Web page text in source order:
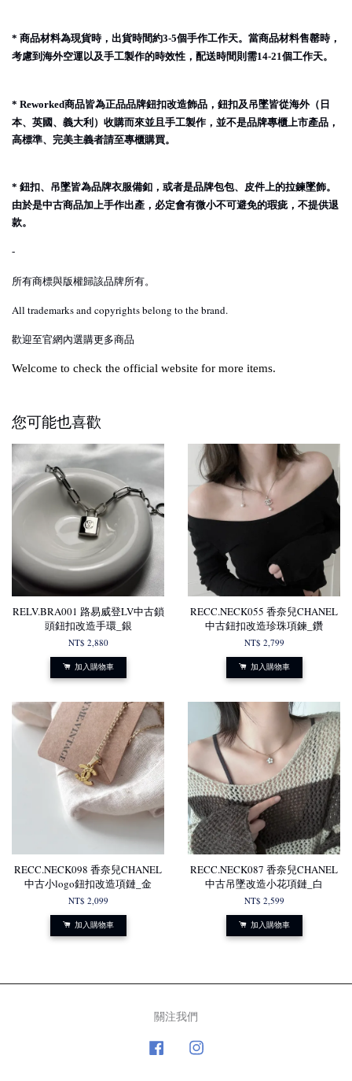
* 商品材料為現貨時，出貨時間約3-5個手作工作天。當商品材料售罄時，
考慮到海外空運以及手工製作的時效性，配送時間則需14-21個工作天。
* Reworked商品皆為正品品牌鈕扣改造飾品，鈕扣及吊墜皆從海外（日
本、英國、義大利）收購而來並且手工製作，並不是品牌專櫃上市產品，
高標準、完美主義者請至專櫃購買。
* 鈕扣、吊墜皆為品牌衣服備釦，或者是品牌包包、皮件上的拉鍊墜飾。
由於是中古商品加上手作出產，必定會有微小不可避免的瑕疵，不提供退
款。
-
所有商標與版權歸該品牌所有。
All trademarks and copyrights belong to the brand.
歡迎至官網內選購更多商品
Welcome to check the official website for more items.
您可能也喜歡
RELV.BRA001 路易威登LV中古鎖
頭鈕扣改造手環_銀
NT$ 2,880
加入購物車
RECC.NECK055 香奈兒CHANEL
中古鈕扣改造珍珠項鍊_鑽
NT$ 2,799
加入購物車
RECC.NECK098 香奈兒CHANEL
中古小logo鈕扣改造項鏈_金
NT$ 2,099
加入購物車
RECC.NECK087 香奈兒CHANEL
中古吊墜改造小花項鏈_白
NT$ 2,599
加入購物車
關注我們
Facebook